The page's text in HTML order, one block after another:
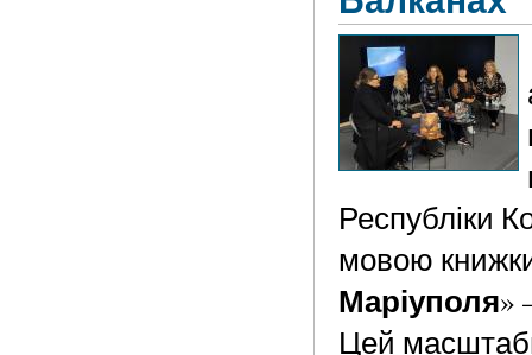
Республіки
мовою
Маріуполя»
Цей